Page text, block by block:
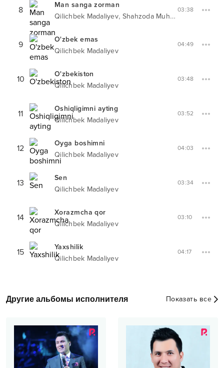
8
Man sanga zorman
Qilichbek Madaliyev, Shahzoda Muhammedova
03:38
9
O'zbek emas
Qilichbek Madaliyev
04:49
10
O'zbekiston
Qilichbek Madaliyev
03:48
11
Oshiqligimni ayting
Qilichbek Madaliyev
03:52
12
Oyga boshimni
Qilichbek Madaliyev
04:03
13
Sen
Qilichbek Madaliyev
03:34
14
Xorazmcha qor
Qilichbek Madaliyev
03:10
15
Yaxshilik
Qilichbek Madaliyev
04:17
Другие альбомы исполнителя Показать все